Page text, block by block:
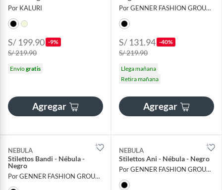
Por KALURI
S/ 199.90 -9%
S/ 219.90
Envíogratis
Agregar
Por GENNER FASHION GROUP EIRL
S/ 131.94 -40%
S/ 219.90
Llega mañana
Retira mañana
Agregar
NEBULA
Stilettos Bandi - Nébula -
Negro
Por GENNER FASHION GROUP EIRL
NEBULA
Stilettos Ani - Nébula - Negro
Por GENNER FASHION GROUP EIRL